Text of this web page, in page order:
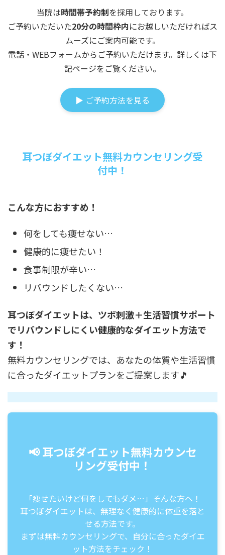
当院は時間帯予約制を採用しております。
ご予約いただいた20分の時間枠内にお越しいただければス
ムーズにご案内可能です。
電話・WEBフォームからご予約いただけます。詳しくは下
記ページをご覧ください。
▶ ご予約方法を見る
耳つぼダイエット無料カウンセリング受
付中！
こんな方におすすめ！
何をしても痩せない…
健康的に痩せたい！
食事制限が辛い…
リバウンドしたくない…
耳つぼダイエットは、ツボ刺激＋生活習慣サポート
でリバウンドしにくい健康的なダイエット方法で
す！
無料カウンセリングでは、あなたの体質や生活習慣
に合ったダイエットプランをご提案します🎵
📢 耳つぼダイエット無料カウンセ
リング受付中！
「痩せたいけど何をしてもダメ…」そんな方へ！
耳つぼダイエットは、無理なく健康的に体重を落と
せる方法です。
まずは無料カウンセリングで、自分に合ったダイエ
ット方法をチェック！